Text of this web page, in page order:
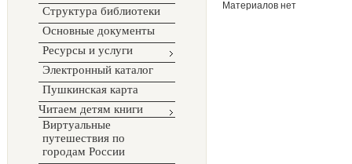
Структура библиотеки
Основные документы
Ресурсы и услуги
Электронный каталог
Пушкинская карта
Читаем детям книги
Виртуальные
путешествия по
городам России
Материалов нет